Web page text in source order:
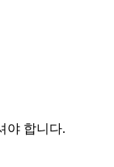
야 합니다.